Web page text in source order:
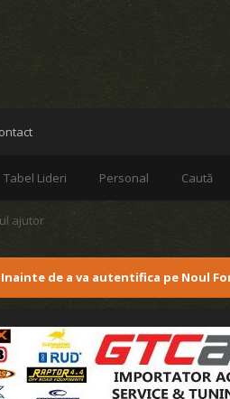
Tabel Lideri Personal Caută
ajutor
de a va autentifica pe Noul